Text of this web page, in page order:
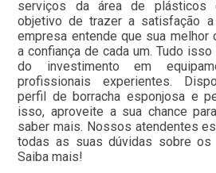
serviços da área de plásticos
objetivo de trazer a satisfação
empresa entende que sua melhor
a confiança de cada um. Tudo
do investimento em
profissionais experientes.
perfil de borracha esponjosa e
isso, aproveite a sua chance
saber mais. Nossos atendentes
todas as suas dúvidas sobre os
Saiba mais!